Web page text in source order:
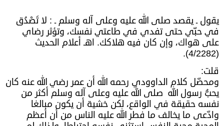
يقول ـ يقصد صلى الله عليه وعلى آله وسلم ـ : لا تَصْدُق
في حبّي حتى تفدي في طاعتي نفسك، وتؤثر رضاي
على هواك، وإن كان فيه هلاكك. اهـ أعلام الحديث
(4/2282).
قلت:
ومحصّل كلام الداوودي رحمه الله أن عمر رضي الله عنه كان
يحبُّ رسول الله صلى الله عليه وعلى آله وسلم أكثر من
نفسه حقيقة في الواقع، لكن خشية أن يكون مبالغا
وادّعى ما يخالف ما فطر الله عليه الناس من أن أعظم